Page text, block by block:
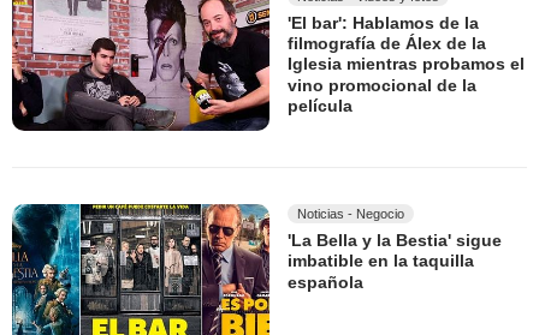
'El bar': Hablamos de la
filmografía de Álex de la
Iglesia mientras probamos el
vino promocional de la
película
Noticias - Negocio
'La Bella y la Bestia' sigue
imbatible en la taquilla
española